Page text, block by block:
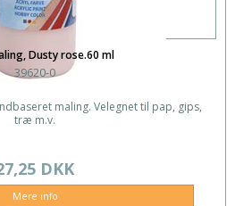
Dusty rose.60 ml
39620-0
maling. Velegnet til pap, gips,
træ m.v.
DKK
Mere info